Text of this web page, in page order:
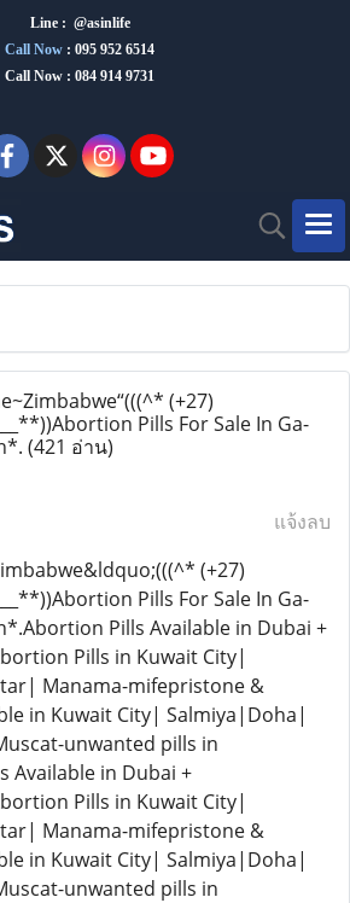
Line : @asinlife
Call Now : 095 952 6514
Call Now : 084 914 9731
(+27)
Pills For Sale In Ga-
(421 อ่าน)
แจ้งลบ
(+27)
Pills For Sale In Ga-
Pills Available in Dubai +
Pills in Kuwait City|
Manama-mifepristone &
in Kuwait City| Salmiya|Doha|
unwanted pills in
Available in Dubai +
Pills in Kuwait City|
Manama-mifepristone &
in Kuwait City| Salmiya|Doha|
unwanted pills in